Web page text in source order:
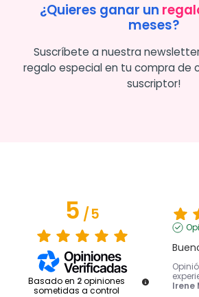
¿Quieres ganar un
meses?
Suscríbete a nuestra
regalo especial en tu compra de
suscriptor!
5/5
Basado en 2 opiniones
sometidas a control
Irene